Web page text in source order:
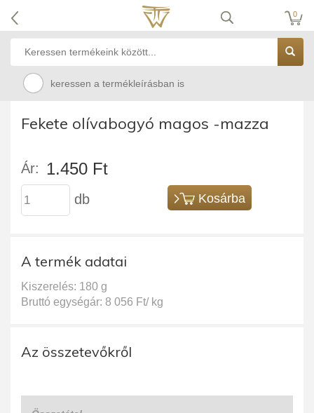
0
keressen a termékleírásban is
Fekete olívabogyó magos -mazza
Ár: 1.450 Ft
db Kosárba
A termék adatai
Kiszerelés: 180 g
Bruttó egységár: 8 056 Ft/ kg
Az összetevőkről